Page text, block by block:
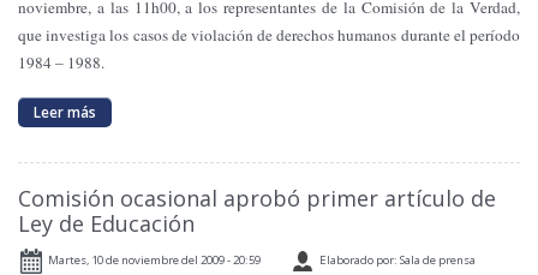
noviembre, a las 11h00, a los representantes de la Comisión dela Verdad,
que investiga los casos de violación de derechos humanos durante el período
1984 – 1988.
Leer más
Comisión ocasional aprobó primer artículo de
Ley de Educación
Martes, 10 de noviembre del 2009 - 20:59 Elaborado por: Sala de prensa